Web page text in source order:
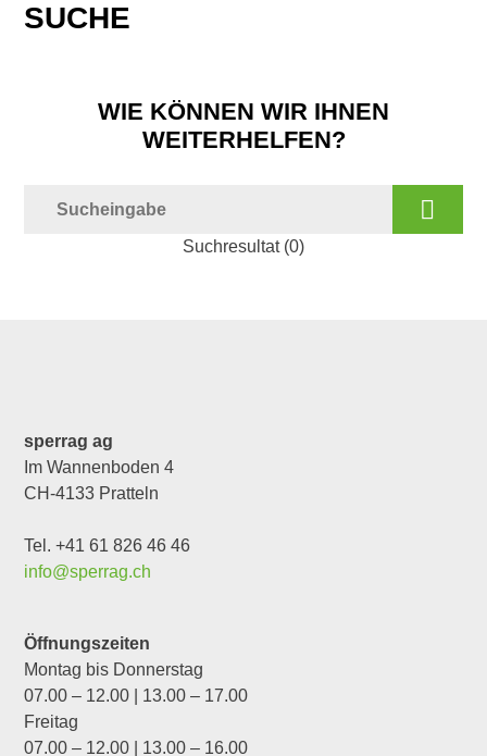
SUCHE
WIE KÖNNEN WIR IHNEN
WEITERHELFEN?
Suchresultat (0)
sperrag ag
Im Wannenboden 4
CH-4133 Pratteln
Tel. +41 61 826 46 46
info@sperrag.ch
Öffnungszeiten
Montag bis Donnerstag
07.00 – 12.00 | 13.00 – 17.00
Freitag
07.00 – 12.00 | 13.00 – 16.00